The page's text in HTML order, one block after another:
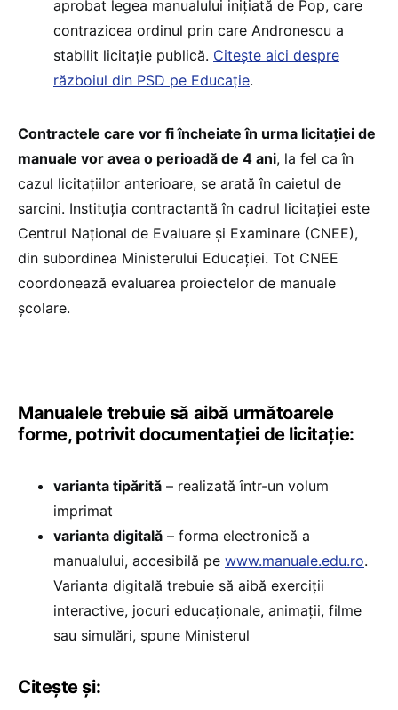
aprobat legea manualului inițiată de Pop, care
contrazicea ordinul prin care Andronescu a
stabilit licitație publică. Citește aici despre
războiul din PSD pe Educație.
Contractele care vor fi încheiate în urma licitației de
manuale vor avea o perioadă de 4 ani, la fel ca în
cazul licitațiilor anterioare, se arată în caietul de
sarcini. Instituția contractantă în cadrul licitației este
Centrul Național de Evaluare și Examinare (CNEE),
din subordinea Ministerului Educației. Tot CNEE
coordonează evaluarea proiectelor de manuale
școlare.
Manualele trebuie să aibă următoarele
forme, potrivit documentației de licitație:
varianta tipărită – realizată într-un volum
imprimat
varianta digitală – forma electronică a
manualului, accesibilă pe www.manuale.edu.ro.
Varianta digitală trebuie să aibă exerciții
interactive, jocuri educaționale, animații, filme
sau simulări, spune Ministerul
Citește și: